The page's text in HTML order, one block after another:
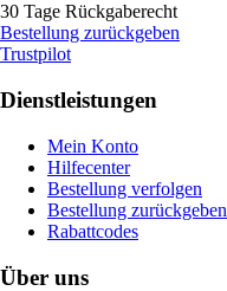
30 Tage Rückgaberecht
Bestellung zurückgeben
Trustpilot
Dienstleistungen
Mein Konto
Hilfecenter
Bestellung verfolgen
Bestellung zurückgeben
Rabattcodes
Über uns